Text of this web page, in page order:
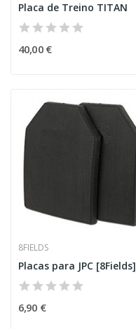
Placa de Treino TITAN
40,00 €
8FIELDS
Placas para JPC [8Fields]
6,90 €